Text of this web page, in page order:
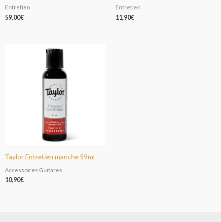
Entretien
59,00€
Entretien
11,90€
Taylor Entretien manche 59ml
Accessoires Guitares
10,90€